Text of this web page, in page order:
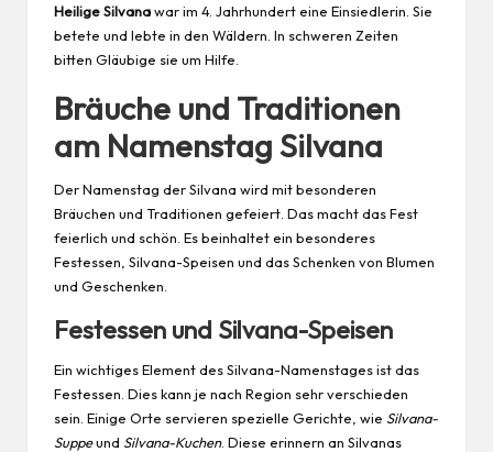
Heilige Silvanawar im 4. Jahrhundert eine Einsiedlerin. Sie
betete und lebte in den Wäldern. In schweren Zeiten
bitten Gläubige sie um Hilfe.
Bräuche und Traditionen
am Namenstag Silvana
Der Namenstag der Silvana wird mit besonderen
Bräuchen und Traditionen gefeiert. Das macht das Fest
feierlich und schön. Es beinhaltet ein besonderes
Festessen, Silvana-Speisen und das Schenken von Blumen
und Geschenken.
Festessen und Silvana-Speisen
Ein wichtiges Element des Silvana-Namenstages ist das
Festessen. Dies kann je nach Region sehr verschieden
sein. Einige Orte servieren spezielle Gerichte, wie Silvana-
Suppeund Silvana-Kuchen. Diese erinnern an Silvanas